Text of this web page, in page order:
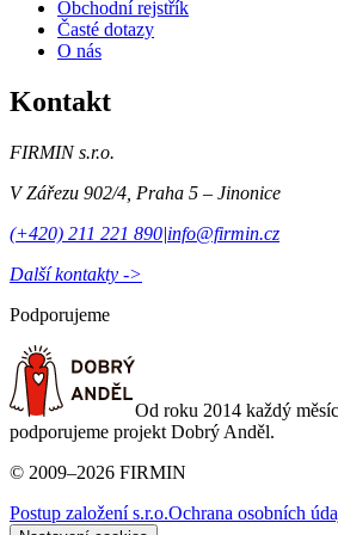
Obchodní rejstřík
Časté dotazy
O nás
Kontakt
FIRMIN s.r.o.
V Zářezu 902/4 Praha 5 – Jinonice
(+420) 211 221 890|info@firmin.cz
Další kontakty ->
Podporujeme
Od roku 2014 každý
podporujeme projekt Dobrý Anděl.
© 2009–2026 FIRMIN
Postup založení s.r.o.Ochrana osobních